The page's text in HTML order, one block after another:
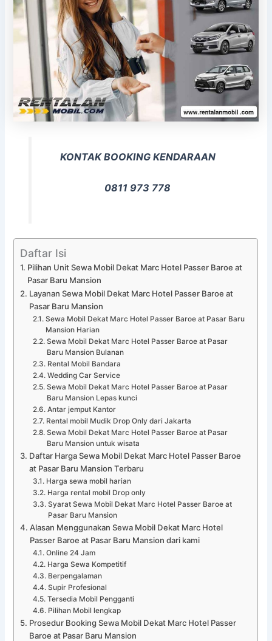
KONTAK BOOKING KENDARAAN
0811 973 778
Daftar Isi
Pilihan Unit Sewa Mobil Dekat Marc Hotel Passer Baroe at
Pasar Baru Mansion
Layanan Sewa Mobil Dekat Marc Hotel Passer Baroe at
Pasar Baru Mansion
Sewa Mobil Dekat Marc Hotel Passer Baroe at Pasar Baru
Mansion Harian
Sewa Mobil Dekat Marc Hotel Passer Baroe at Pasar
Baru Mansion Bulanan
Rental Mobil Bandara
Wedding Car Service
Sewa Mobil Dekat Marc Hotel Passer Baroe at Pasar
Baru Mansion Lepas kunci
Antar jemput Kantor
Rental mobil Mudik Drop Only dari Jakarta
Sewa Mobil Dekat Marc Hotel Passer Baroe at Pasar
Baru Mansion untuk wisata
Daftar Harga Sewa Mobil Dekat Marc Hotel Passer Baroe
at Pasar Baru Mansion Terbaru
Harga sewa mobil harian
Harga rental mobil Drop only
Syarat Sewa Mobil Dekat Marc Hotel Passer Baroe at
Pasar Baru Mansion
Alasan Menggunakan Sewa Mobil Dekat Marc Hotel
Passer Baroe at Pasar Baru Mansion dari kami
Online 24 Jam
Harga Sewa Kompetitif
Berpengalaman
Supir Profesional
Tersedia Mobil Pengganti
Pilihan Mobil lengkap
Prosedur Booking Sewa Mobil Dekat Marc Hotel Passer
Baroe at Pasar Baru Mansion